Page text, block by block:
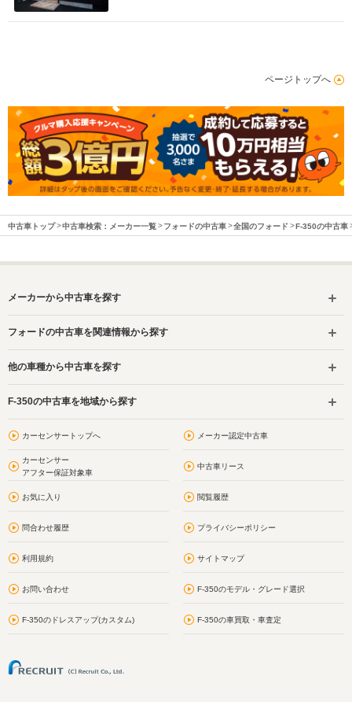
ページトップへ
中古車トップ 中古車検索：メーカー一覧 フォードの中古車 全国のフォード F-350の中古車
メーカーから中古車を探す
フォードの中古車を関連情報から探す
他の車種から中古車を探す
F-350の中古車を地域から探す
カーセンサートップへ メーカー認定中古車
カーセンサー
アフター保証対象車
中古車リース
お気に入り 閲覧履歴
問合わせ履歴 プライバシーポリシー
利用規約 サイトマップ
お問い合わせ F-350のモデル・グレード選択
F-350のドレスアップ(カスタム) F-350の車買取・車査定